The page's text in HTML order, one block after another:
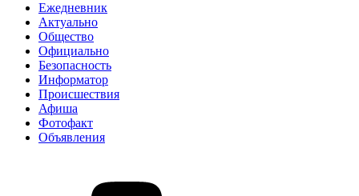
Ежедневник
Актуально
Общество
Официально
Безопасность
Информатор
Происшествия
Афиша
Фотофакт
Объявления